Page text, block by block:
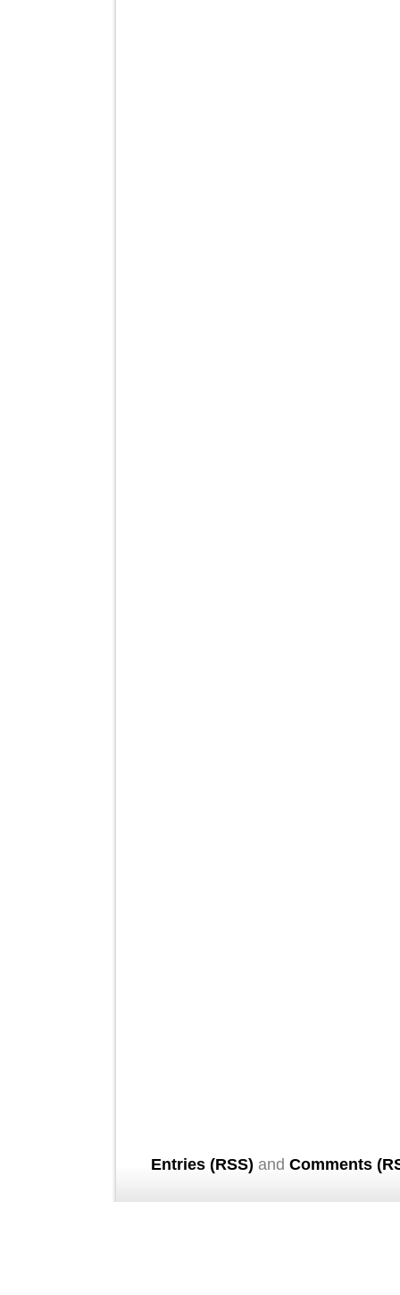
Entries (RSS) and Comments